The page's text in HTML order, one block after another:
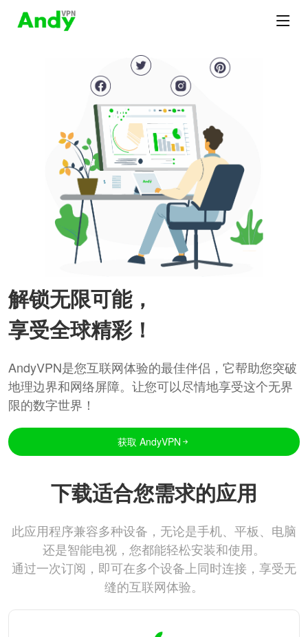
解锁无限可能，
享受全球精彩！
AndyVPN是您互联网体验的最佳伴侣，它帮助您突破
地理边界和网络屏障。让您可以尽情地享受这个无界
限的数字世界！
获取 AndyVPN
下载适合您需求的应用
此应用程序兼容多种设备，无论是手机、平板、电脑
还是智能电视，您都能轻松安装和使用。
通过一次订阅，即可在多个设备上同时连接，享受无
缝的互联网体验。